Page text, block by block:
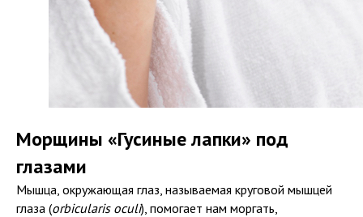
Морщины «Гусиные лапки» под
глазами
Мышца, окружающая глаз, называемая круговой мышцей
глаза (orbicularis oculi), помогает нам моргать,